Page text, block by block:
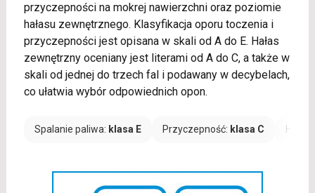
przyczepności na mokrej nawierzchni oraz poziomie
hałasu zewnętrznego. Klasyfikacja oporu toczenia i
przyczepności jest opisana w skali od A do E. Hałas
zewnętrzny oceniany jest literami od A do C, a także w
skali od jednej do trzech fal i podawany w decybelach,
co ułatwia wybór odpowiednich opon.
Spalanie paliwa: klasa E Przyczepność: klasa C Hałas: